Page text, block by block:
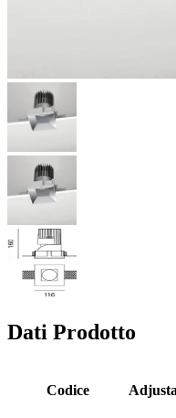
Dati Prodotto
Codice